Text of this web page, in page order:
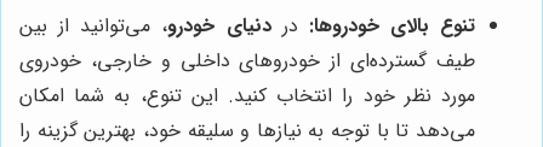
تنوع بالای خودروها: دردنیای خودرو، می‌توانید از بین
طیف گسترده‌ای از خودروهای داخلی و خارجی، خودروی
مورد نظر خود را انتخاب کنید. این تنوع، به شما امکان
می‌دهد تا با توجه به نیازها و سلیقه خود، بهترین گزینه را